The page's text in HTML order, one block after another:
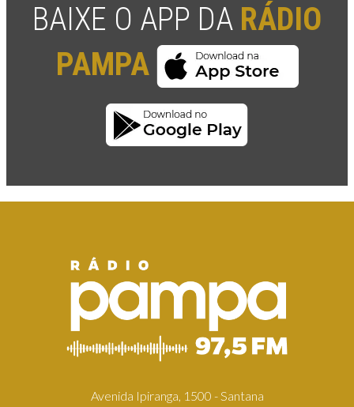
BAIXE O APP DA RÁDIO
PAMPA
Avenida Ipiranga, 1500 - Santana